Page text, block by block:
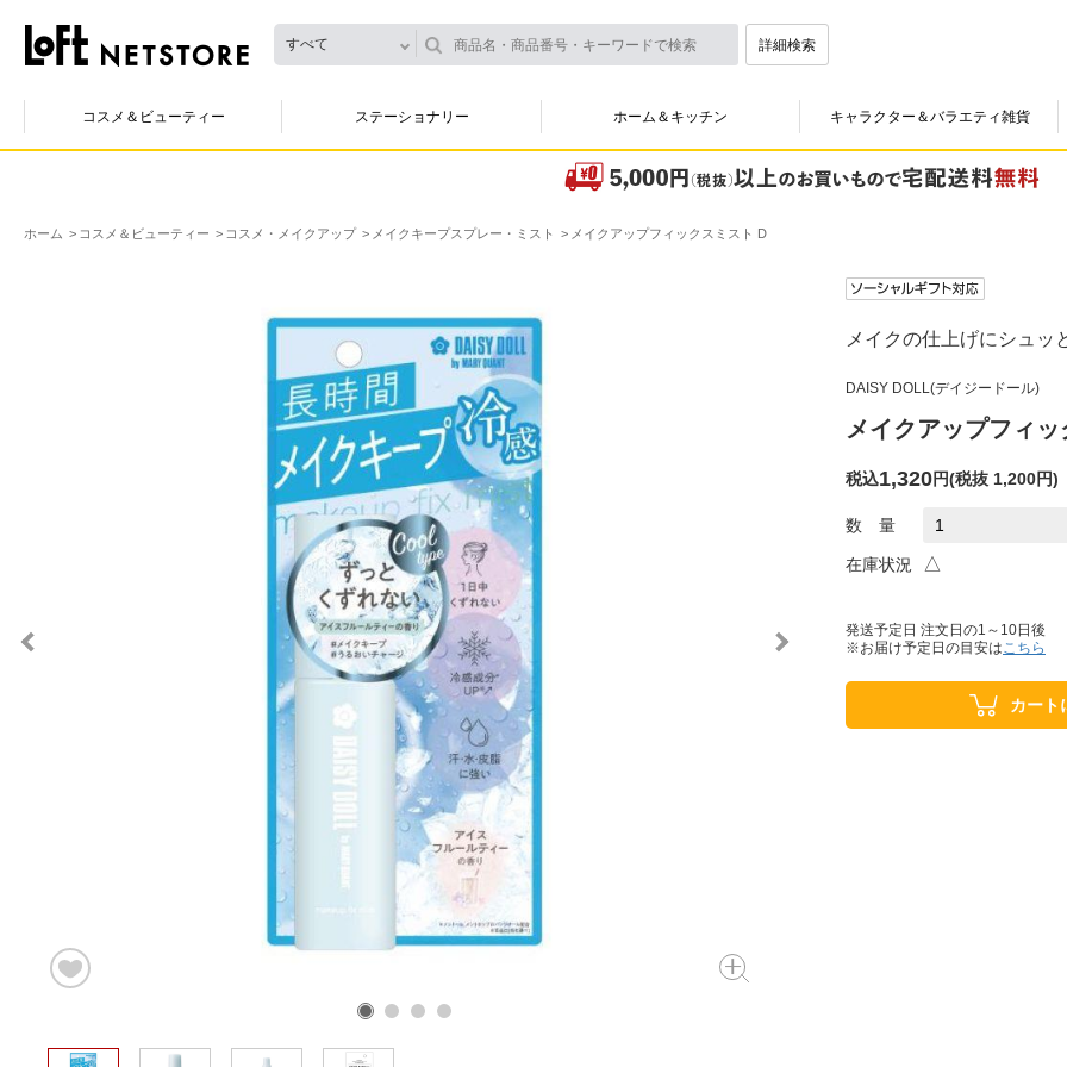
すべて 詳細検索
コスメ＆ビューティー ステーショナリー ホーム＆キッチン キャラクター＆バラエティ雑貨
ホーム コスメ＆ビューティー コスメ・メイクアップ メイクキープスプレー・ミスト メイクアップフィックスミスト D
メイクの仕上げにシュッ
DAISY DOLL(デイジードール)
メイクアップフィ
税込1,320円(税抜 1,200円)
数 量
在庫状況 △
発送予定日 注文日の1～10日後
※お届け予定日の目安はこちら
カート